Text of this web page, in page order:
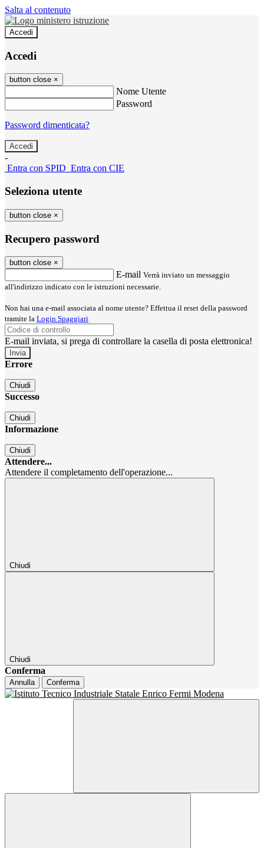
Salta al contenuto
Accedi
Accedi
button close ×
Nome Utente
Password
Password dimenticata?
-
Entra con SPID Entra con CIE
Seleziona utente
button close ×
Recupero password
button close ×
E-mail Verrà inviato un messaggio
all'indirizzo indicato con le istruzioni necessarie.
Non hai una e-mail associata al nome utente? Effettua il reset della password
tramite la Login Spaggiari
E-mail inviata, si prega di controllare la casella di posta elettronica!
Errore
Chiudi
Successo
Chiudi
Informazione
Chiudi
Attendere...
Attendere il completamento dell'operazione...
Chiudi
Chiudi
Conferma
Annulla Conferma